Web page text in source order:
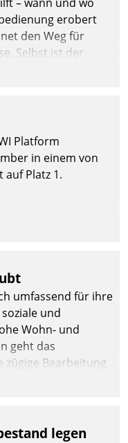
erobert
den Weg für
Selbst ist der
Platform
in einem von
auf Platz 1.
umfassend für ihre
und
Wohn- und
geht das
zügige Bearbeitung
das
eigenen Kanal
legen